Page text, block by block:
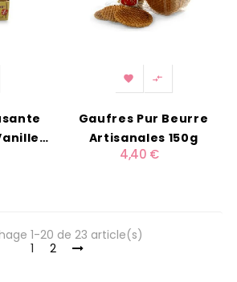
 
Gaufres Pur Beurre
Artisanales 150g
4,40 €
1-20 de 23 article(s)
1
2